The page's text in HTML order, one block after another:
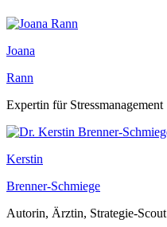
Joana
Rann
Expertin für Stressmanagement
Kerstin
Brenner-Schmiege
Autorin, Ärztin, Strategie-Scout